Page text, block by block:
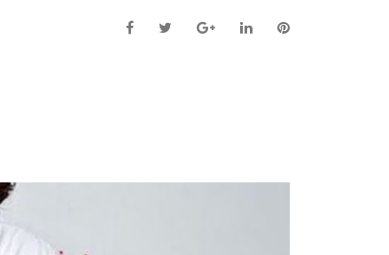
FacebookTwitter Google+LinkedIn